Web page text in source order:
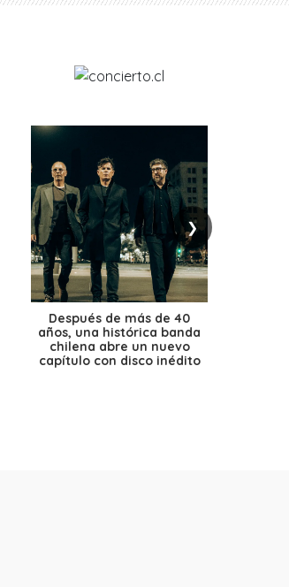
❯
Después de más de 40
años, una histórica banda
chilena abre un nuevo
capítulo con disco inédito